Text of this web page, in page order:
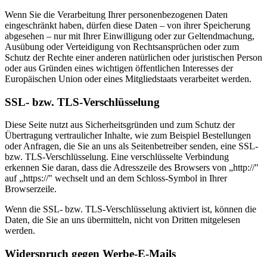
Wenn Sie die Verarbeitung Ihrer personenbezogenen Daten
eingeschränkt haben, dürfen diese Daten – von ihrer Speicherung
abgesehen – nur mit Ihrer Einwilligung oder zur Geltendmachung,
Ausübung oder Verteidigung von Rechtsansprüchen oder zum
Schutz der Rechte einer anderen natürlichen oder juristischen Person
oder aus Gründen eines wichtigen öffentlichen Interesses der
Europäischen Union oder eines Mitgliedstaats verarbeitet werden.
SSL- bzw. TLS-Verschlüsselung
Diese Seite nutzt aus Sicherheitsgründen und zum Schutz der
Übertragung vertraulicher Inhalte, wie zum Beispiel Bestellungen
oder Anfragen, die Sie an uns als Seitenbetreiber senden, eine SSL-
bzw. TLS-Verschlüsselung. Eine verschlüsselte Verbindung
erkennen Sie daran, dass die Adresszeile des Browsers von „http://"
auf „https://" wechselt und an dem Schloss-Symbol in Ihrer
Browserzeile.
Wenn die SSL- bzw. TLS-Verschlüsselung aktiviert ist, können die
Daten, die Sie an uns übermitteln, nicht von Dritten mitgelesen
werden.
Widerspruch gegen Werbe-E-Mails